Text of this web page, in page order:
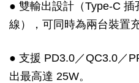
● 雙輸出設計（Type-C
線），可同時為兩台裝置充
● 支援 PD3.0／QC3.0／
出最高達 25W。